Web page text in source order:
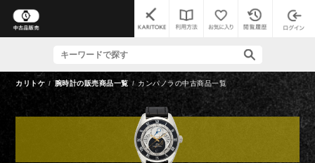
カリトケ 腕時計の販売商品一覧 カンパノラの中古商品一覧